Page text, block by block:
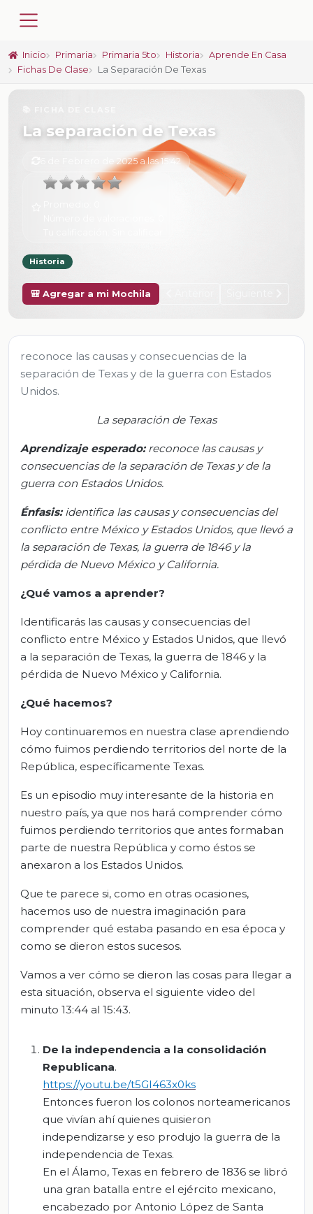
Inicio Primaria Primaria 5to Historia
Aprende En Casa
Fichas De Clase
La Separación De Texas
La separación de Texas
6 de Febrero de 2025 a las 15:42
Historia
🎒 Agregar a mi Mochila
reconoce las causas y consecuencias de la
separación de Texas y de la guerra con Estados
Unidos.
La separación de Texas
Aprendizaje esperado:reconoce las causas y
consecuencias de la separación de Texas y de la
guerra con Estados Unidos.
Énfasis: identifica las causas y consecuencias del
conflicto entre México y Estados Unidos, que llevó a
la separación de Texas, la guerra de 1846 y la
pérdida de Nuevo México y California.
¿Qué vamos a aprender?
Identificarás las causas y consecuencias del
conflicto entre México y Estados Unidos, que llevó
a la separación de Texas, la guerra de 1846 y la
pérdida de Nuevo México y California.
¿Qué hacemos?
Hoy continuaremos en nuestra clase aprendiendo
cómo fuimos perdiendo territorios del norte de la
República, específicamente Texas.
Es un episodio muy interesante de la historia en
nuestro país, ya que nos hará comprender cómo
fuimos perdiendo territorios que antes formaban
parte de nuestra República y como éstos se
anexaron a los Estados Unidos.
Que te parece si, como en otras ocasiones,
hacemos uso de nuestra imaginación para
comprender qué estaba pasando en esa época y
como se dieron estos sucesos.
Vamos a ver cómo se dieron las cosas para llegar a
esta situación, observa el siguiente video del
minuto 13:44 al 15:43.
De la independencia a la consolidación
Republicana.
https://youtu.be/t5GI463x0ks
Entonces fueron los colonos norteamericanos
que vivían ahí quienes quisieron
independizarse y eso produjo la guerra de la
independencia de Texas.
En el Álamo, Texas en febrero de 1836 se libró
una gran batalla entre el ejército mexicano,
encabezado por Antonio López de Santa